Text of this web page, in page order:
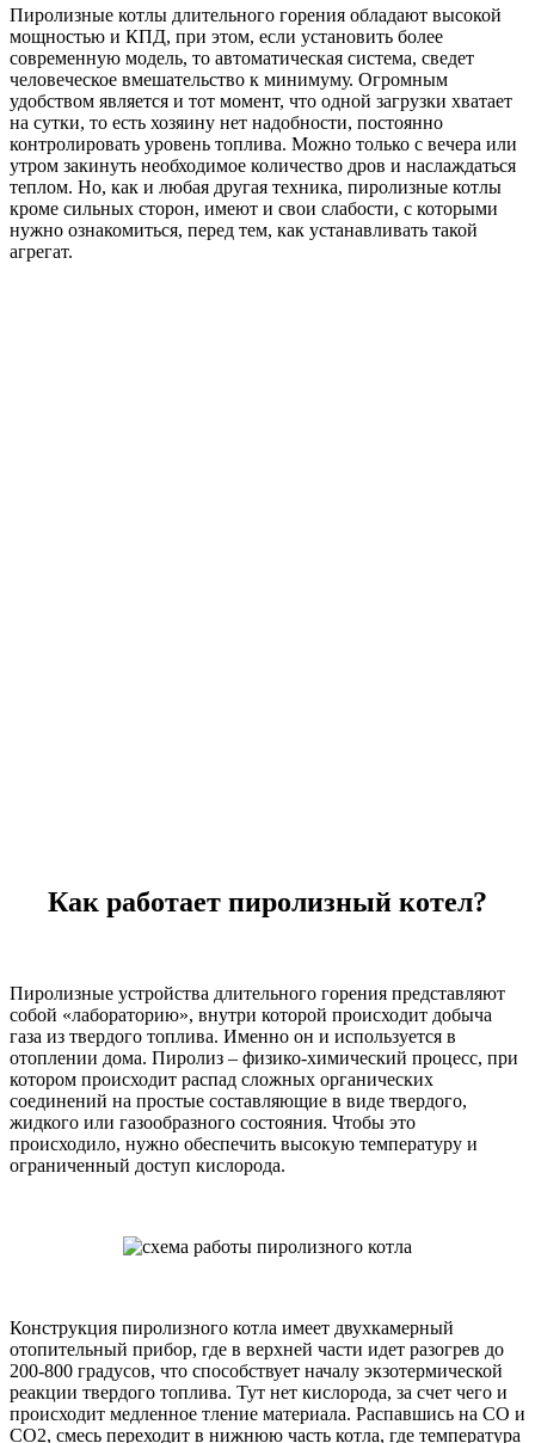
Пиролизные котлы длительного горения обладают высокой
мощностью и КПД, при этом, если установить более
современную модель, то автоматическая система, сведет
человеческое вмешательство к минимуму. Огромным
удобством является и тот момент, что одной загрузки хватает
на сутки, то есть хозяину нет надобности, постоянно
контролировать уровень топлива. Можно только с вечера или
утром закинуть необходимое количество дров и наслаждаться
теплом. Но, как и любая другая техника, пиролизные котлы
кроме сильных сторон, имеют и свои слабости, с которыми
нужно ознакомиться, перед тем, как устанавливать такой
агрегат.
Как работает пиролизный котел?
Пиролизные устройства длительного горения представляют
собой «лабораторию», внутри которой происходит добыча
газа из твердого топлива. Именно он и используется в
отоплении дома. Пиролиз – физико-химический процесс, при
котором происходит распад сложных органических
соединений на простые составляющие в виде твердого,
жидкого или газообразного состояния. Чтобы это
происходило, нужно обеспечить высокую температуру и
ограниченный доступ кислорода.
Конструкция пиролизного котла имеет двухкамерный
отопительный прибор, где в верхней части идет разогрев до
200-800 градусов, что способствует началу экзотермической
реакции твердого топлива. Тут нет кислорода, за счет чего и
происходит медленное тление материала. Распавшись на СО и
СО2, смесь переходит в нижнюю часть котла, где температура